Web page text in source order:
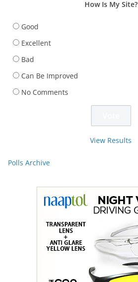
How Is My Site?
Good
Excellent
Bad
Can Be Improved
No Comments
View Results
Polls Archive